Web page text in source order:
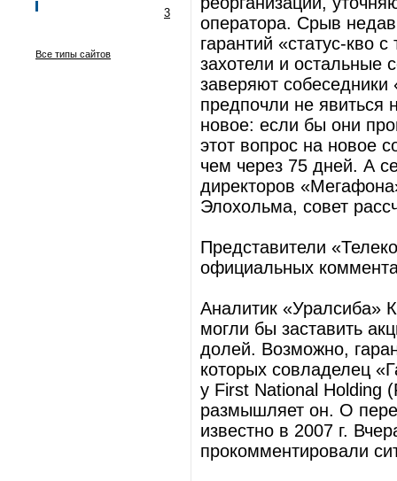
3
Все типы сайтов
оператора. Срыв
гарантий «статус-кво
захотели и остальные
заверяют
предпочли не явиться
новое: если бы они
этот вопрос на новое
чем через 75 дней. А
директоров
Элохольма, совет
Представители
официальных
Аналитик «Уралсиба»
могли бы заставить
долей. Возможно,
которых совладелец
у First National Holding
размышляет он. О
известно в 2007 г.
прокомментировали